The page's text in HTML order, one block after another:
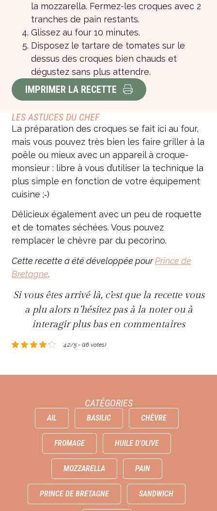
la mozzarella. Fermez-les croques avec 2
tranches de pain restants.
Glissez au four 10 minutes.
Disposez le tartare de tomates sur le
dessus des croques bien chauds et
dégustez sans plus attendre.
IMPRIMER LA RECETTE
LES ASTUCES DU CHEF
La préparation des croques se fait ici au four,
mais vous pouvez très bien les faire griller à la
poêle ou mieux avec un appareil à croque-
monsieur : libre à vous d’utiliser la technique la
plus simple en fonction de votre équipement
cuisine ;‑)
Délicieux également avec un peu de roquette
et de tomates séchées. Vous pouvez
remplacer le chèvre par du pecorino.
Cette recette a été développée pourPrince de
Bretagne.
Si vous êtes arrivé là, c’est que la recette vous
a plu alors n’hésitez pas à la noter ou à
interagir plus bas en commentaires
4.2/5 - (16 votes)
CATÉGORIES
AIL BASILIC CHÈVRE
FROMAGE HUILE D'OLIVE
MOZZARELLA PAIN
PRINCE DE BRETAGNE SANDWICH